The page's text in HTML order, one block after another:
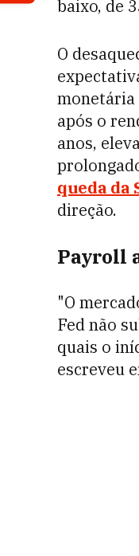
baixo, de
O
monetária
após o
anos,
queda da
direção.
Payroll
"O
Fed não
quais o
escreveu